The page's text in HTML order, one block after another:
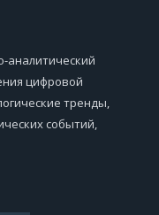
аналитический
цифровой
тренды,
событий,